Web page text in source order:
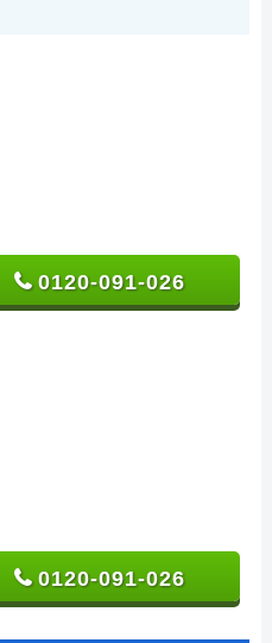
0120-091-026
0120-091-026